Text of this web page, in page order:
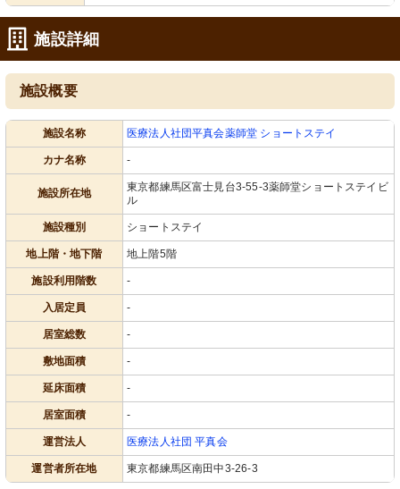
施設詳細
施設概要
施設名称 医療法人社団平真会薬師堂 ショートステイ
カナ名称 -
施設所在地
東京都練馬区富士見台3-55-3薬師堂ショートステイビ
ル
施設種別 ショートステイ
地上階・地下階 地上階5階
施設利用階数 -
入居定員 -
居室総数 -
敷地面積 -
延床面積 -
居室面積 -
運営法人 医療法人社団 平真会
運営者所在地 東京都練馬区南田中3-26-3